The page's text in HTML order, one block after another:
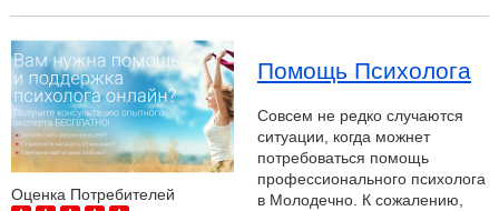
Оценка Потребителей
Помощь Психолога
Совсем не редко случаются
ситуации, когда можнет
потребоваться помощь
профессионального психолога
в Молодечно. К сожалению,